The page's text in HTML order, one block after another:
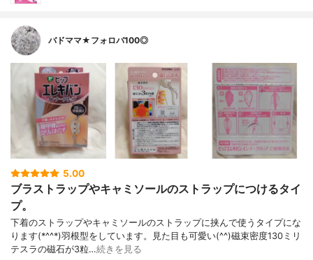
バドママ★フォロバ100◎
5.00
ブラストラップやキャミソールのストラップにつけるタイ
プ。
下着のストラップやキャミソールのストラップに挟んで使うタイプにな
ります(*^^*)羽根型をしています。見た目も可愛い(^^)磁束密度130ミリ
テスラの磁石が3粒…続きを見る